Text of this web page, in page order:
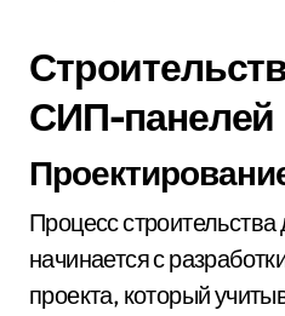
СИП-панелей
Процесс
начинается с
проекта, который